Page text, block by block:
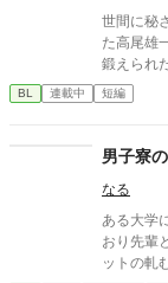
世間に秘され
た高尾雄一は、
鍛えられた肉体 それは、学園にとって最
なかった 至高の筋肉を持つ、精神を削られ意志をなくした青年を
太古の神
校で繰り
BL 連載中 短編
男子寮
なる
ある大学
おり先輩
ットの軋